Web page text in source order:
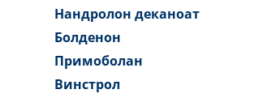
Нандролон деканоат
Болденон
Примоболан
Винстрол